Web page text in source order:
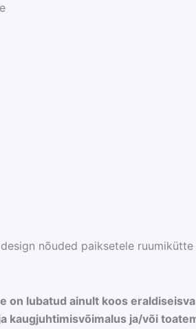
nõuded paiksetele
on lubatud ainult koos
ja/või